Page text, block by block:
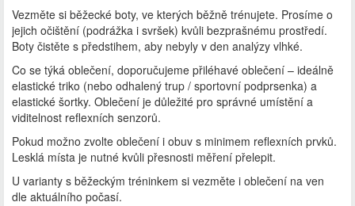
Vezměte si běžecké boty, ve kterých běžně trénujete. Prosíme o
jejich očištění (podrážka i svršek) kvůli bezprašnému prostředí.
Boty čistěte s předstihem, aby nebyly v den analýzy vlhké.
Co se týká oblečení, doporučujeme přiléhavé oblečení – ideálně
elastické triko (nebo odhalený trup / sportovní podprsenka) a
elastické šortky. Oblečení je důležité pro správné umístění a
viditelnost reflexních senzorů.
Pokud možno zvolte oblečení i obuv s minimem reflexních prvků.
Lesklá místa je nutné kvůli přesnosti měření přelepit.
U varianty s běžeckým tréninkem si vezměte i oblečení na ven
dle aktuálního počasí.